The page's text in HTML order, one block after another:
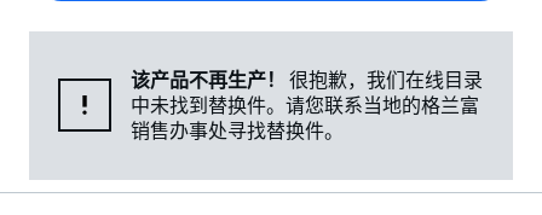
该产品不再生产！
很抱歉，我们在线目录
中未找到替换件。请您联系当地的格兰富
销售办事处寻找替换件。